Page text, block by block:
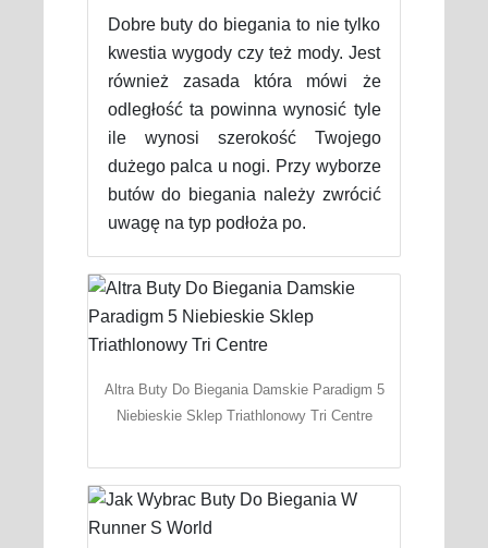
Dobre buty do biegania to nie tylko
kwestia wygody czy też mody. Jest
również zasada która mówi że
odległość ta powinna wynosić tyle
ile wynosi szerokość Twojego
dużego palca u nogi. Przy wyborze
butów do biegania należy zwrócić
uwagę na typ podłoża po.
Altra Buty Do Biegania Damskie Paradigm 5
Niebieskie Sklep Triathlonowy Tri Centre